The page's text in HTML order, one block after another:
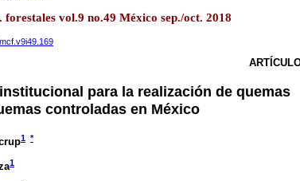
forestales vol.9 no.49 México sep./oct. 2018
para la realización de quemas
controladas en México
1 *
1